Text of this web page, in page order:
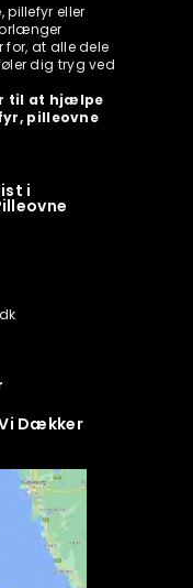
pillefyr eller
at alle dele
dig tryg ved
til at hjælpe
pilleovne
i
Dækker